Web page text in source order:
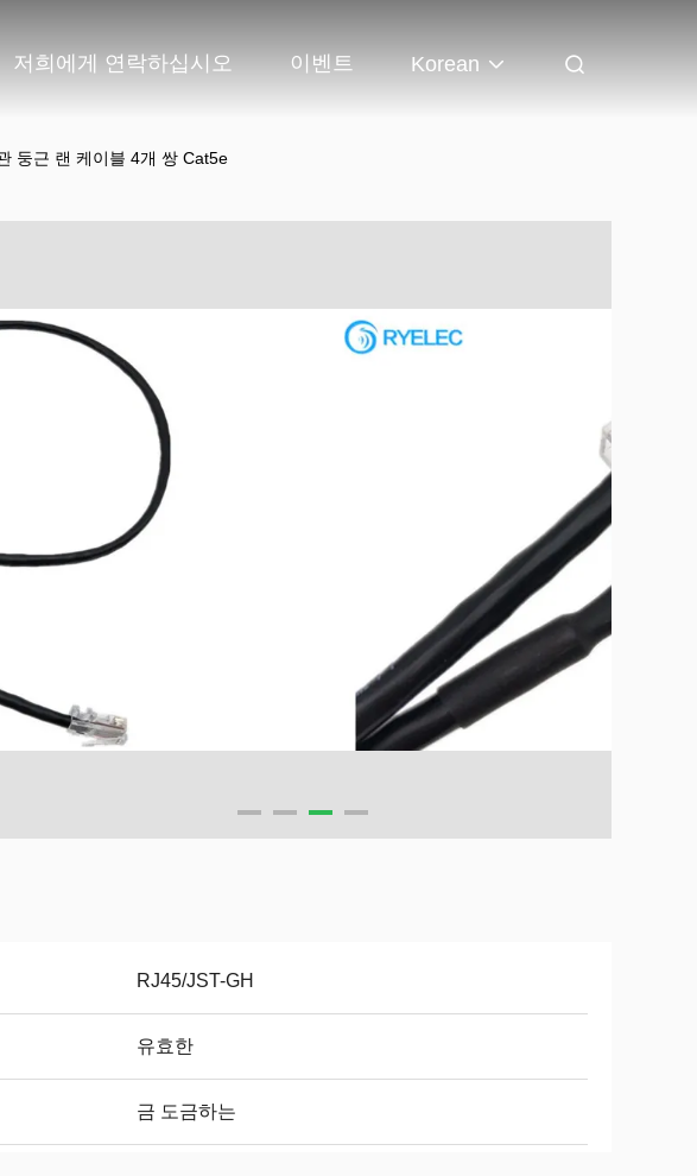
저희에게 연락하십시오 이벤트 Korean
둥근 랜 케이블 4개 쌍 Cat5e
RJ45/JST-GH
유효한
금 도금하는